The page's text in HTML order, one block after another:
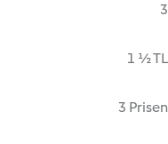
3
1 ½ TL
3 Prisen